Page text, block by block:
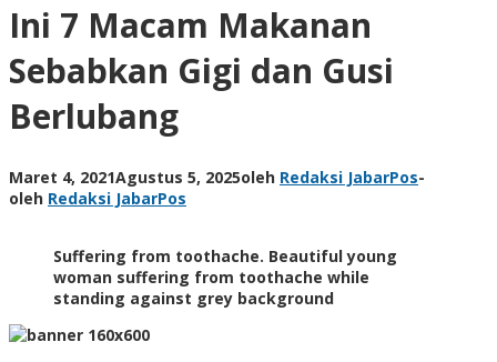
Ini 7 Macam Makanan
Sebabkan Gigi dan Gusi
Berlubang
Maret 4, 2021Agustus 5, 2025oleh Redaksi JabarPos-
oleh Redaksi JabarPos
Suffering from toothache. Beautiful young
woman suffering from toothache while
standing against grey background